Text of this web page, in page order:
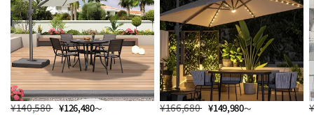
¥140,580 ¥126,480～ ¥166,680 ¥149,980～